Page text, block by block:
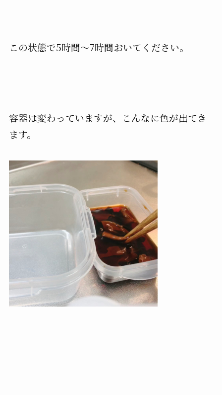
この状態で5時間〜7時間おいてください。
容器は変わっていますが、こんなに色が出てき
ます。